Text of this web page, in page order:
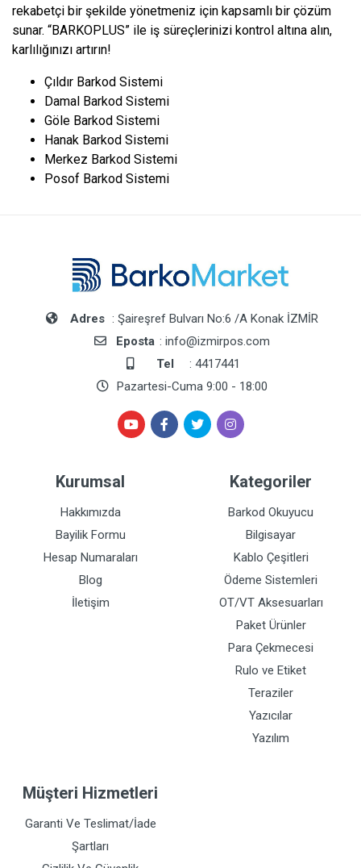
rekabetçi bir şekilde yönetmeniz için kapsamlı bir çözüm
sunar. “BARKOPLUS” ile iş süreçlerinizi kontrol altına alın,
karlılığınızı artırın!
Çıldır Barkod Sistemi
Damal Barkod Sistemi
Göle Barkod Sistemi
Hanak Barkod Sistemi
Merkez Barkod Sistemi
Posof Barkod Sistemi
Adres : Şaireşref Bulvarı No:6 /A Konak İZMİR
Eposta : info@izmirpos.com
Tel
: 4417441
Pazartesi-Cuma 9:00 - 18:00
Kurumsal
Hakkımızda
Bayilik Formu
Hesap Numaraları
Blog
İletişim
Kategoriler
Barkod Okuyucu
Bilgisayar
Kablo Çeşitleri
Ödeme Sistemleri
OT/VT Aksesuarları
Paket Ürünler
Para Çekmecesi
Rulo ve Etiket
Teraziler
Yazıcılar
Yazılım
Müşteri Hizmetleri
Garanti Ve Teslimat/İade
Şartları